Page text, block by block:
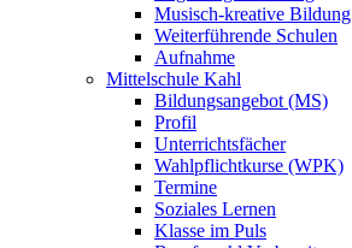
Musisch-kreative Bildung
Weiterführende Schulen
Aufnahme
Mittelschule Kahl
Bildungsangebot (MS)
Profil
Unterrichtsfächer
Wahlpflichtkurse (WPK)
Termine
Soziales Lernen
Klasse im Puls